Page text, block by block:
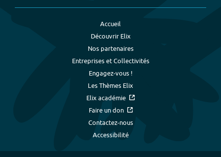
Accueil
Découvrir Elix
Nos partenaires
Entreprises et Collectivités
Engagez-vous !
Les Thèmes Elix
Elix académie
Faire un don
Contactez-nous
Accessibilité